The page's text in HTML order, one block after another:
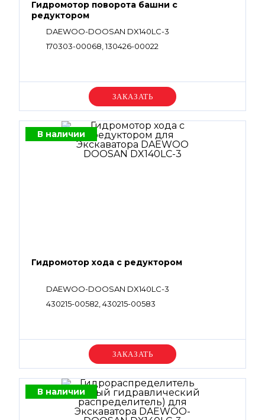
Гидромотор поворота башни с
редуктором
DAEWOO-DOOSAN DX140LC-3
170303-00068, 130426-00022
Уточняйте цену
В наличии
Гидромотор хода с редуктором
DAEWOO-DOOSAN DX140LC-3
430215-00582, 430215-00583
Уточняйте цену
В наличии